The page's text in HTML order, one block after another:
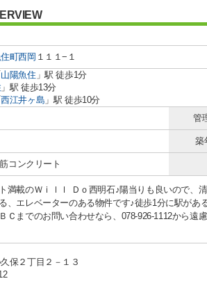
町西岡 １１１−１
山陽魚住 」駅 徒歩1分
」駅 徒歩13分
西江井ヶ島 」駅 徒歩10分
管
築
コンクリート
満載のＷｉｌｌ Ｄｏ西明石♪陽当りも良いので、
、エレベーターのある物件です♪徒歩1分に駅が
までのお問い合わせなら、078-926-1112から遠
保２丁目２－１３